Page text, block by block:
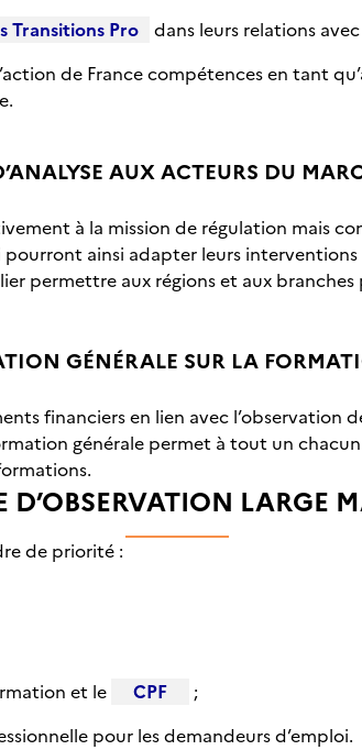
Transitions Pro dans leurs relations
de France compétences en tant
AUX ACTEURS DU
à la mission de régulation mais
ainsi adapter leurs interventions
permettre aux régions et aux branches
GÉNÉRALE SUR LA
financiers en lien avec l’observation
générale permet à tout un
D’OBSERVATION LARGE
de priorité :
et le
CPF
;
pour les demandeurs d’emploi.